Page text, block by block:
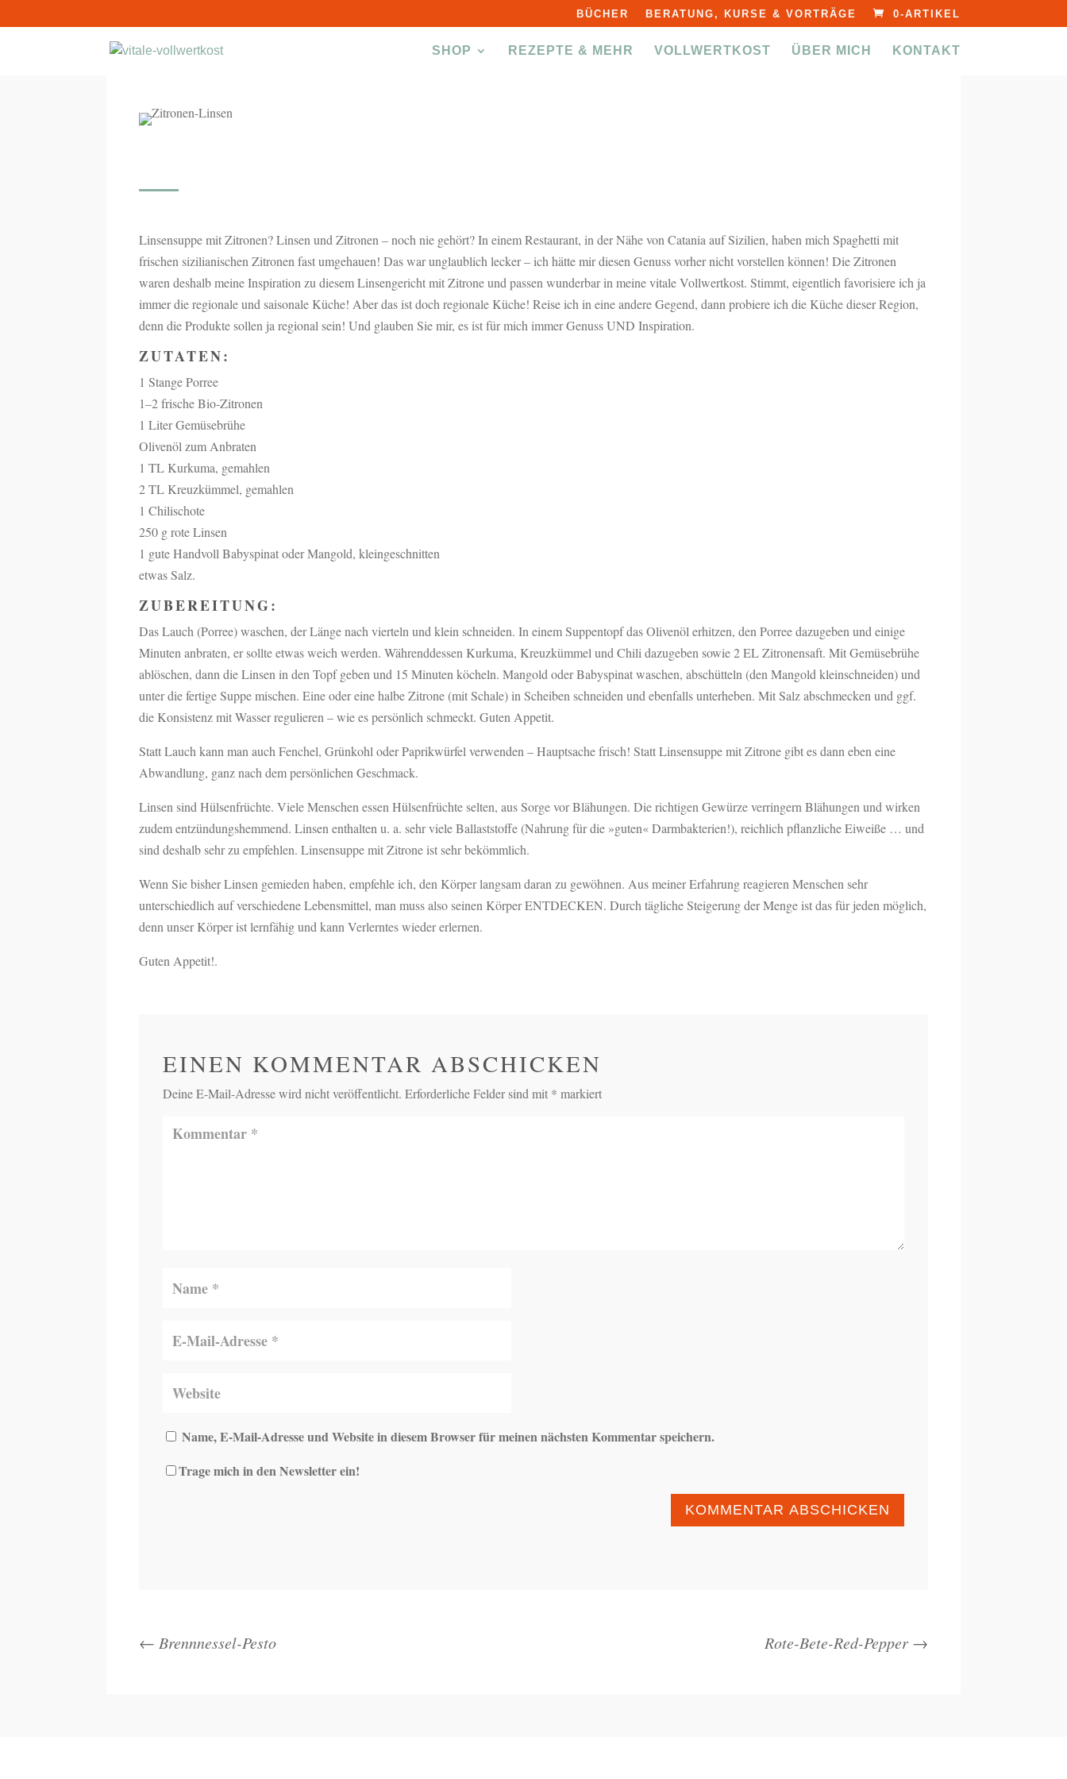
BÜCHER BERATUNG, KURSE & VORTRÄGE 0-ARTIKEL
SHOP REZEPTE & MEHR VOLLWERTKOST ÜBER MICH KONTAKT
Linsensuppe mit Zitronen? Linsen und Zitronen – noch nie gehört? In einem Restaurant, in der Nähe von Catania auf Sizilien, haben mich Spaghetti mit
frischen sizilianischen Zitronen fast umgehauen! Das war unglaublich lecker – ich hätte mir diesen Genuss vorher nicht vorstellen können! Die Zitronen
waren deshalb meine Inspiration zu diesem Linsengericht mit Zitrone und passen wunderbar in meine vitale Vollwertkost. Stimmt, eigentlich favorisiere ich ja
immer die regionale und saisonale Küche! Aber das ist doch regionale Küche! Reise ich in eine andere Gegend, dann probiere ich die Küche dieser Region,
denn die Produkte sollen ja regional sein! Und glauben Sie mir, es ist für mich immer Genuss UND Inspiration.
ZUTATEN:
1 Stange Porree
1–2 frische Bio-Zitronen
1 Liter Gemüsebrühe
Olivenöl zum Anbraten
1 TL Kurkuma, gemahlen
2 TL Kreuzkümmel, gemahlen
1 Chilischote
250 g rote Linsen
1 gute Handvoll Babyspinat oder Mangold, kleingeschnitten
etwas Salz.
ZUBEREITUNG:
Das Lauch (Porree) waschen, der Länge nach vierteln und klein schneiden. In einem Suppentopf das Olivenöl erhitzen, den Porree dazugeben und einige
Minuten anbraten, er sollte etwas weich werden. Währenddessen Kurkuma, Kreuzkümmel und Chili dazugeben sowie 2 EL Zitronensaft. Mit Gemüsebrühe
ablöschen, dann die Linsen in den Topf geben und 15 Minuten köcheln. Mangold oder Babyspinat waschen, abschütteln (den Mangold kleinschneiden) und
unter die fertige Suppe mischen. Eine oder eine halbe Zitrone (mit Schale) in Scheiben schneiden und ebenfalls unterheben. Mit Salz abschmecken und ggf.
die Konsistenz mit Wasser regulieren – wie es persönlich schmeckt. Guten Appetit.
Statt Lauch kann man auch Fenchel, Grünkohl oder Paprikwürfel verwenden – Hauptsache frisch! Statt Linsensuppe mit Zitrone gibt es dann eben eine
Abwandlung, ganz nach dem persönlichen Geschmack.
Linsen sind Hülsenfrüchte. Viele Menschen essen Hülsenfrüchte selten, aus Sorge vor Blähungen. Die richtigen Gewürze verringern Blähungen und wirken
zudem entzündungshemmend. Linsen enthalten u. a. sehr viele Ballaststoffe (Nahrung für die »guten« Darmbakterien!), reichlich pflanzliche Eiweiße … und
sind deshalb sehr zu empfehlen. Linsensuppe mit Zitrone ist sehr bekömmlich.
Wenn Sie bisher Linsen gemieden haben, empfehle ich, den Körper langsam daran zu gewöhnen. Aus meiner Erfahrung reagieren Menschen sehr
unterschiedlich auf verschiedene Lebensmittel, man muss also seinen Körper ENTDECKEN. Durch tägliche Steigerung der Menge ist das für jeden möglich,
denn unser Körper ist lernfähig und kann Verlerntes wieder erlernen.
Guten Appetit!.
EINEN KOMMENTAR ABSCHICKEN
Deine E-Mail-Adresse wird nicht veröffentlicht. Erforderliche Felder sind mit * markiert
Name, E-Mail-Adresse und Website in diesem Browser für meinen nächsten Kommentar speichern.
Trage mich in den Newsletter ein!
KOMMENTAR ABSCHICKEN
← Brennnessel-Pesto Rote-Bete-Red-Pepper →